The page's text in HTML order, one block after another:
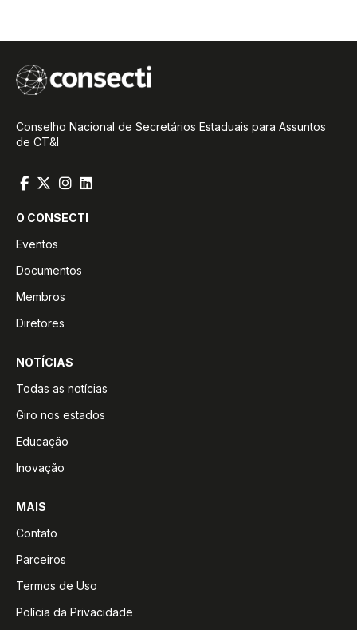
Conselho Nacional de Secretários Estaduais para Assuntos
de CT&I
O CONSECTI
Eventos
Documentos
Membros
Diretores
NOTÍCIAS
Todas as notícias
Giro nos estados
Educação
Inovação
MAIS
Contato
Parceiros
Termos de Uso
Polícia da Privacidade